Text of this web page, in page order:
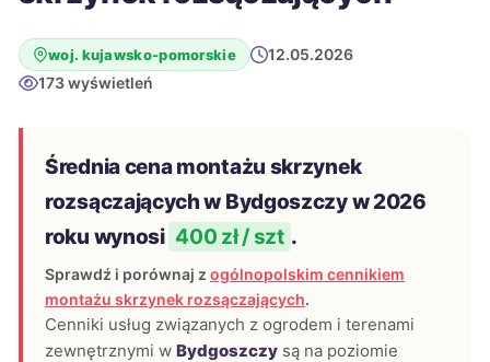
woj. kujawsko-pomorskie
12.05.2026
173 wyświetleń
Średnia cena montażu skrzynek
rozsączających w Bydgoszczy w 2026
roku wynosi 400 zł / szt .
Sprawdź i porównaj z ogólnopolskim cennikiem
montażu skrzynek rozsączających.
Cenniki usług związanych z ogrodem i terenami
zewnętrznymi w Bydgoszczy są na poziomie